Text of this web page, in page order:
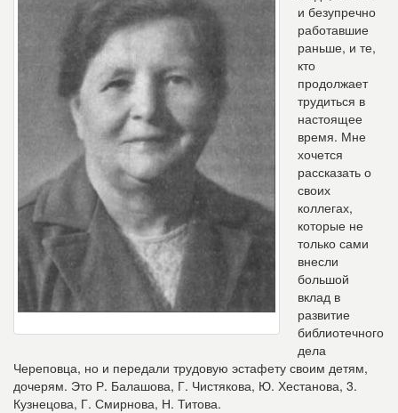
и безупречно
работавшие
раньше, и те,
кто
продолжает
трудиться в
настоящее
время. Мне
хочется
рассказать о
своих
коллегах,
которые не
только сами
внесли
большой
вклад в
развитие
библиотечного
дела
Череповца, но и передали трудовую эстафету своим детям,
дочерям. Это Р. Балашова, Г. Чистякова, Ю. Хестанова, 3.
Кузнецова, Г. Смирнова, Н. Титова.